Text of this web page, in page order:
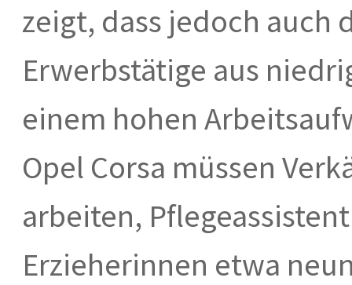
zeigt, dass jedoch auch
Erwerbstätige aus
einem hohen
Opel Corsa müssen
arbeiten,
Erzieherinnen etwa